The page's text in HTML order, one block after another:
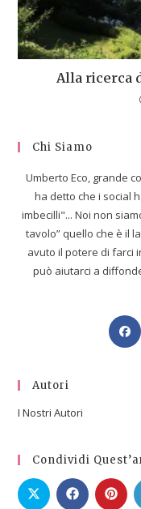
Alla ricerca
Chi Siamo
Umberto Eco, grande
ha detto che i social
imbecilli"... Noi non
tavolo” quello che è il
avuto il potere di farci
può aiutarci a
Autori
I Nostri Autori
Condividi